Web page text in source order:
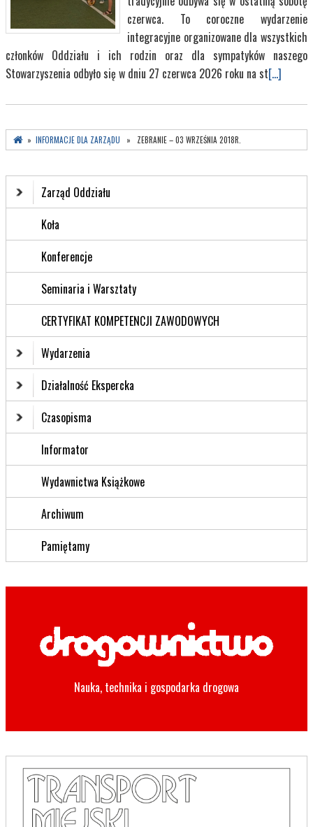
czerwca. To coroczne wydarzenie
integracyjne organizowane dla wszystkich
członków Oddziału i ich rodzin oraz dla sympatyków naszego
Stowarzyszenia odbyło się w dniu 27 czerwca 2026 roku na st[...]
» INFORMACJE DLA ZARZĄDU » ZEBRANIE – 03 WRZEŚNIA 2018R.
Zarząd Oddziału
Koła
Konferencje
Seminaria i Warsztaty
CERTYFIKAT KOMPETENCJI ZAWODOWYCH
Wydarzenia
Działalność Ekspercka
Czasopisma
Informator
Wydawnictwa Książkowe
Archiwum
Pamiętamy
Nauka, technika i gospodarka drogowa